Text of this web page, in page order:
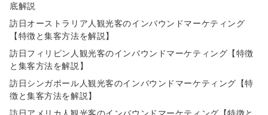
底解説
訪日オーストラリア人観光客のインバウンドマーケティング
【特徴と集客方法を解説】
訪日フィリピン人観光客のインバウンドマーケティング【特徴
と集客方法を解説】
訪日シンガポール人観光客のインバウンドマーケティング【特
徴と集客方法を解説】
訪日アメリカ人観光客のインバウンドマーケティング【特徴と